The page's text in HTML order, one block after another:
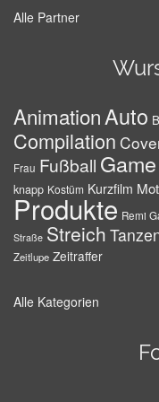
Alle Partner
AnimationAuto
Compilation
Frau Fußball Game
knapp Kostüm Kurzfilm
Produkte Remi
Straße Streich
Zeitlupe Zeitraffer
Alle Kategorien